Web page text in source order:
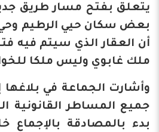
يتعلق بفتح مسار طريق
بعض سكان حيي الرطيم
أن العقار الذي سيتم فيه
ملك غابوي وليس ملكا
وأشارت الجماعة في
جميع المساطر القانونية
بدء بالمصادقة بالإجماع